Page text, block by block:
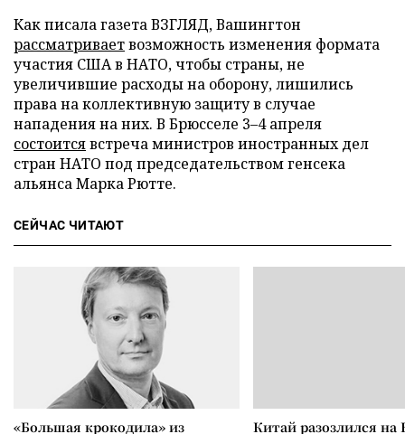
Как писала газета ВЗГЛЯД, Вашингтон
рассматриваетвозможность изменения формата
участия США в НАТО, чтобы страны, не
увеличившие расходы на оборону, лишились
права на коллективную защиту в случае
нападения на них. В Брюсселе 3–4 апреля
состоитсявстреча министров иностранных дел
стран НАТО под председательством генсека
альянса Марка Рютте.
СЕЙЧАС ЧИТАЮТ
«Большая крокодила» из
Китай разозлился на